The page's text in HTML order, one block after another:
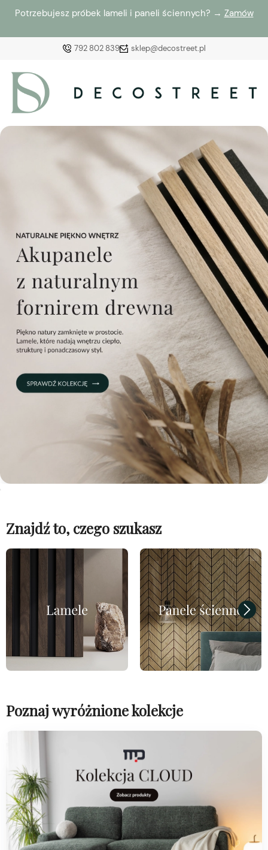
Potrzebujesz próbek lameli i paneli ściennych? → Zamów
792 802 839 sklep@decostreet.pl
Załóż konto
Wybierz coś dla siebie z naszej aktualnej oferty lub
zaloguj się, aby przywrócić dodane produkty do listy
z poprzedniej sesji.
Znajdź to, czego szukasz
Poznaj wyróżnione kolekcje